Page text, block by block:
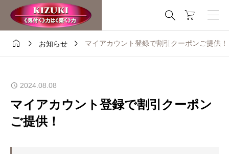

  お知らせ  マイアカウント登録で割引クーポンご提供！
2024.08.08
マイアカウント登録で割引クーポン
ご提供！
これはデモストアです — 注文は出来ません。 非表示